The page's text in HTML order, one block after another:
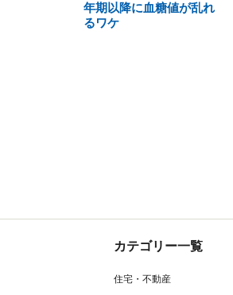
年期以降に血糖値が乱れ
るワケ
カテゴリー一覧
住宅・不動産